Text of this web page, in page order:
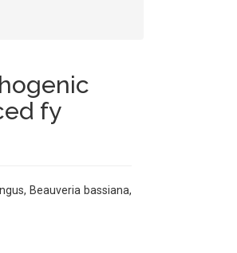
fy
Beauveria bassiana,